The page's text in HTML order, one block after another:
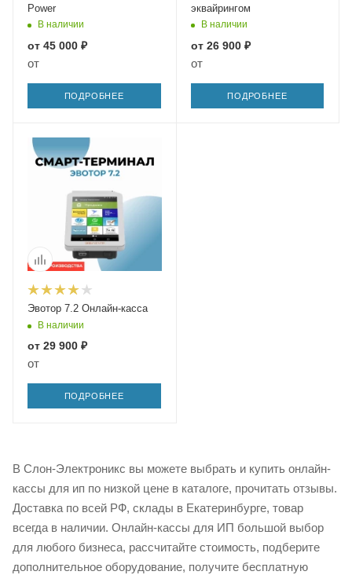
Power
В наличии
от 45 000 ₽
от
ПОДРОБНЕЕ
эквайрингом
В наличии
от 26 900 ₽
от
ПОДРОБНЕЕ
Эвотор 7.2 Онлайн-касса
В наличии
от 29 900 ₽
от
ПОДРОБНЕЕ
В Слон-Электроникс вы можете выбрать и купить онлайн-
кассы для ип по низкой цене в каталоге, прочитать отзывы.
Доставка по всей РФ, склады в Екатеринбурге, товар
всегда в наличии. Онлайн-кассы для ИП большой выбор
для любого бизнеса, рассчитайте стоимость, подберите
дополнительное оборудование, получите бесплатную